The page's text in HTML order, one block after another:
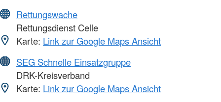
Rettungswache
Rettungsdienst Celle
Karte: Link zur Google Maps Ansicht
SEG Schnelle Einsatzgruppe
DRK-Kreisverband
Karte: Link zur Google Maps Ansicht